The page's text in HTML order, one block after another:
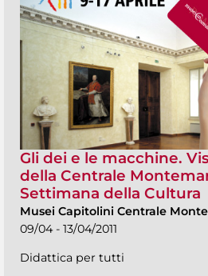
Gli dei e le macchine.
della Centrale
Settimana della Cultura
Musei Capitolini Centrale
09/04 - 13/04/2011
Didattica per tutti